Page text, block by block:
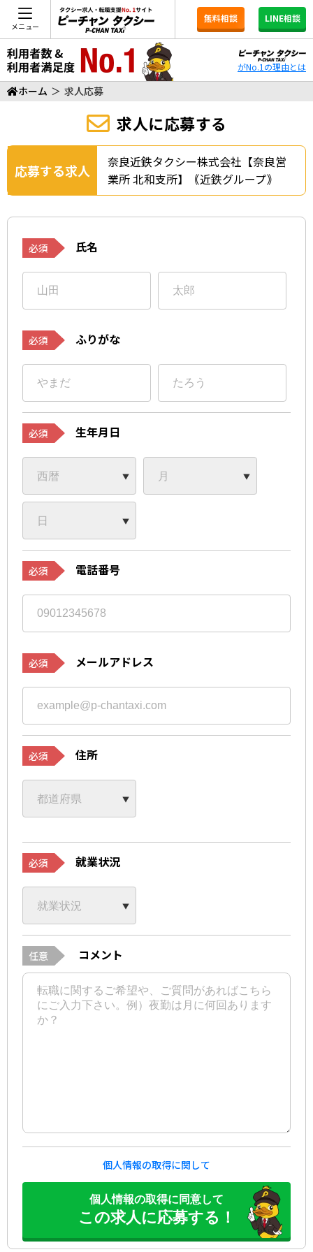
メニュー
無料相談 LINE相談
がNo.1の理由とは
ホーム ＞ 求人応募
求人に応募する
応募する求人
奈良近鉄タクシー株式会社【奈良営
業所 北和支所】｟近鉄グループ｠
必須 氏名
必須 ふりがな
必須 生年月日
必須 電話番号
必須 メールアドレス
必須 住所
必須 就業状況
任意 コメント
個人情報の取得に関して
個人情報の取得に同意して
この求人に応募する！